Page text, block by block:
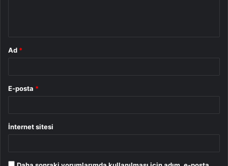
Ad *
E-posta *
İnternet sitesi